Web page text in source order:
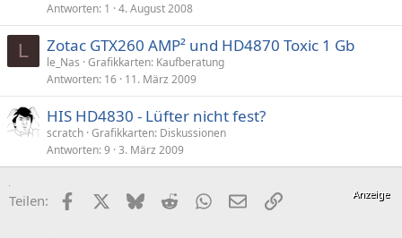
Antworten 1 4. August 2008
L Zotac GTX260 AMP² und HD4870 Toxic 1 Gb
le_Nas Grafikkarten: Kaufberatung
Antworten 16 11. März 2009
HIS HD4830 - Lüfter nicht fest?
scratch Grafikkarten: Diskussionen
Antworten 9 3. März 2009
Teilen: FacebookX (Twitter)
BlueskyRedditWhatsApp
E-MailLink